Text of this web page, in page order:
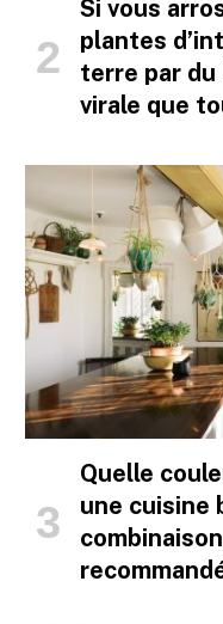
Si vous
plantes
terre par du
virale que
Quelle
une cuisine